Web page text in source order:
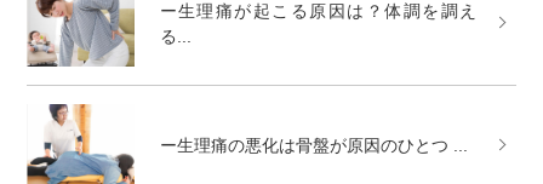
ー生理痛が起こる原因は？体調を調え
る...
ー生理痛の悪化は骨盤が原因のひとつ ...